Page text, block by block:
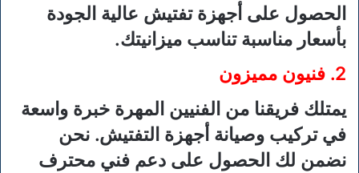
الحصول على أجهزة تفتيش عالية الجودة
بأسعار مناسبة تناسب ميزانيتك.
2. فنيون مميزون
يمتلك فريقنا من الفنيين المهرة خبرة واسعة
في تركيب وصيانة أجهزة التفتيش. نحن
نضمن لك الحصول على دعم فني محترف